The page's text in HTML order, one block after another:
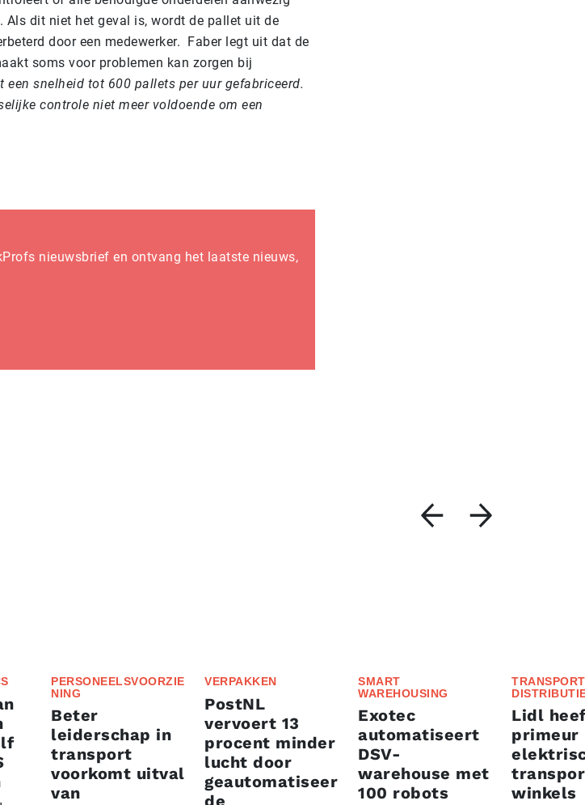
dit niet het geval is, wordt de pallet uit de
door een medewerker. Faber legt uit dat de
soms voor problemen kan zorgen bij
een snelheid tot 600 pallets per uur gefabriceerd.
controle niet meer voldoende om een
nieuwsbrief en ontvang het laatste nieuws,
PERSONEELSVOORZIE
NING
Beter
leiderschap in
transport
voorkomt uitval
van
VERPAKKEN
PostNL
vervoert 13
procent minder
lucht door
geautomatiseer
SMART
WAREHOUSING
Exotec
automatiseert
DSV-
warehouse met
100 robots
Lidl
primeur
winkels